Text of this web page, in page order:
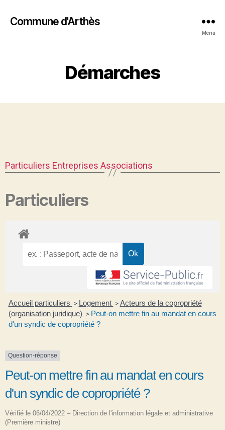
Commune d'Arthès
Menu
Démarches
Particuliers Entreprises Associations
Particuliers
Accueil particuliers > Logement > Acteurs de la copropriété
(organisation juridique) > Peut-on mettre fin au mandat en cours
d'un syndic de copropriété ?
Question-réponse
Peut-on mettre fin au mandat en cours
d'un syndic de copropriété ?
Vérifié le 06/04/2022 – Direction de l'information légale et administrative
(Première ministre)